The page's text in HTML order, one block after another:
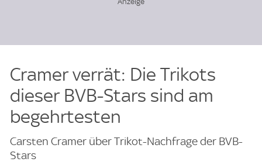
Cramer verrät: Die Trikots
dieser BVB-Stars sind am
begehrtesten
Carsten Cramer über Trikot-Nachfrage der BVB-
Stars